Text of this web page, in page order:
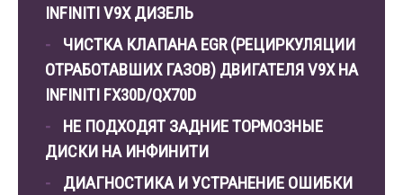
INFINITI V9X ДИЗЕЛЬ
ЧИСТКА КЛАПАНА EGR (РЕЦИРКУЛЯЦИИ
ОТРАБОТАВШИХ ГАЗОВ) ДВИГАТЕЛЯ V9X НА
INFINITI FX30D/QX70D
НЕ ПОДХОДЯТ ЗАДНИЕ ТОРМОЗНЫЕ
ДИСКИ НА ИНФИНИТИ
ДИАГНОСТИКА И УСТРАНЕНИЕ ОШИБКИ